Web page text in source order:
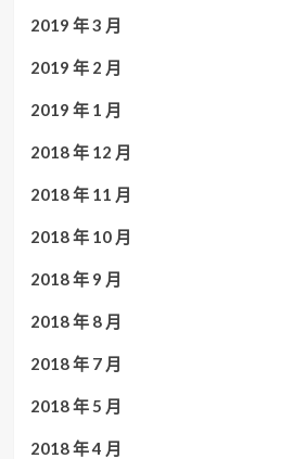
2019 年 3 月
2019 年 2 月
2019 年 1 月
2018 年 12 月
2018 年 11 月
2018 年 10 月
2018 年 9 月
2018 年 8 月
2018 年 7 月
2018 年 5 月
2018 年 4 月